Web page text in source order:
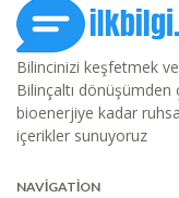
Bilincinizi keşfetmek
Bilinçaltı
bioenerjiye kadar
içerikler sunuyoruz
NAVIGATION